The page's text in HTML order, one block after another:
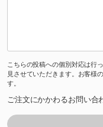
こちらの投稿への個別対応は行
見させていただきます。お客様
す。
ご注文にかかわるお問い合